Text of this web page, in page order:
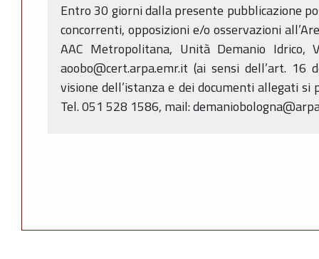
Entro 30 giorni dalla presente pubblicazione
concorrenti, opposizioni e/o osservazioni
AAC Metropolitana, Unità Demanio Idrico,
aoobo@cert.arpa.emr.it (ai sensi dell’art. 16
visione dell’istanza e dei documenti allegati
Tel. 051 528 1586, mail: